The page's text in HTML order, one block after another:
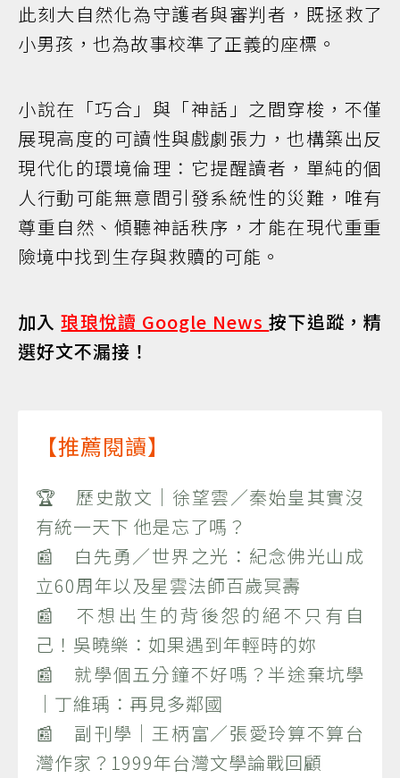
此刻大自然化為守護者與審判者，既拯救了
小男孩，也為故事校準了正義的座標。
小說在「巧合」與「神話」之間穿梭，不僅
展現高度的可讀性與戲劇張力，也構築出反
現代化的環境倫理：它提醒讀者，單純的個
人行動可能無意間引發系統性的災難，唯有
尊重自然、傾聽神話秩序，才能在現代重重
險境中找到生存與救贖的可能。
加入琅琅悅讀 Google News按下追蹤，精
選好文不漏接！
【推薦閱讀】
🏆 歷史散文｜徐望雲／秦始皇其實沒
有統一天下 他是忘了嗎？
📰 白先勇／世界之光：紀念佛光山成
立60周年以及星雲法師百歲冥壽
📰 不想出生的背後怨的絕不只有自
己！吳曉樂：如果遇到年輕時的妳
📰 就學個五分鐘不好嗎？半途棄坑學
｜丁維瑀：再見多鄰國
📰 副刊學｜王柄富／張愛玲算不算台
灣作家？1999年台灣文學論戰回顧